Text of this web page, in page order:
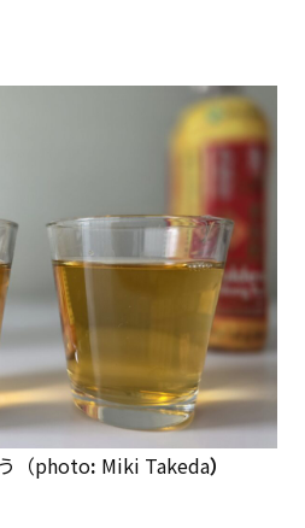
（photo: Miki Takeda）